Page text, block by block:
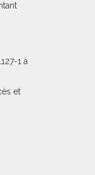
1 à
et